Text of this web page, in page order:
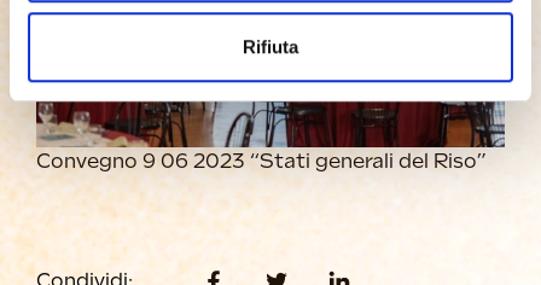
Rifiuta
Convegno 9 06 2023 “Stati generali del Riso”